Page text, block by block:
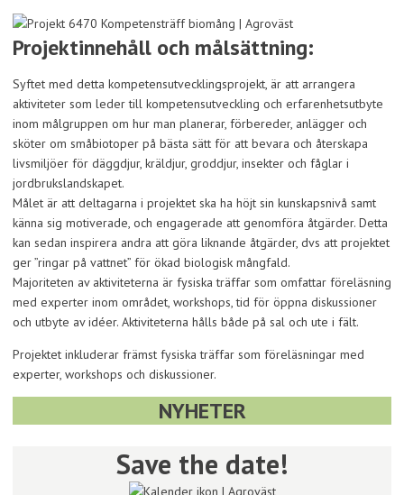
Projektinnehåll och målsättning:
Syftet med detta kompetensutvecklingsprojekt, är att arrangera
aktiviteter som leder till kompetensutveckling och erfarenhetsutbyte
inom målgruppen om hur man planerar, förbereder, anlägger och
sköter om småbiotoper på bästa sätt för att bevara och återskapa
livsmiljöer för däggdjur, kräldjur, groddjur, insekter och fåglar i
jordbrukslandskapet.
Målet är att deltagarna i projektet ska ha höjt sin kunskapsnivå samt
känna sig motiverade, och engagerade att genomföra åtgärder. Detta
kan sedan inspirera andra att göra liknande åtgärder, dvs att projektet
ger ”ringar på vattnet” för ökad biologisk mångfald.
Majoriteten av aktiviteterna är fysiska träffar som omfattar föreläsning
med experter inom området, workshops, tid för öppna diskussioner
och utbyte av idéer. Aktiviteterna hålls både på sal och ute i fält.
Projektet inkluderar främst fysiska träffar som föreläsningar med
experter, workshops och diskussioner.
NYHETER
Save the date!